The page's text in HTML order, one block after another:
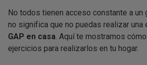
No todos tienen acceso constante a un
no significa que no puedas realizar una
GAP en casa . Aquí te mostramos
ejercicios para realizarlos en tu hogar.